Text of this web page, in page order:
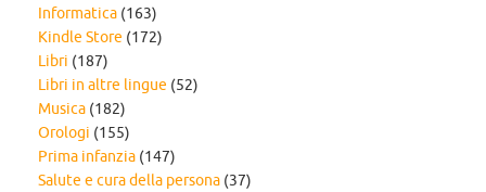
Informatica (163)
Kindle Store (172)
Libri (187)
Libri in altre lingue (52)
Musica (182)
Orologi (155)
Prima infanzia (147)
Salute e cura della persona (37)